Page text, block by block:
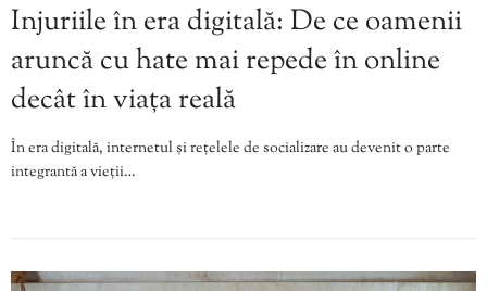
Injuriile în era digitală: De ce oamenii
aruncă cu hate mai repede în online
decât în viața reală
În era digitală, internetul și rețelele de socializare au devenit o parte
integrantă a vieții…